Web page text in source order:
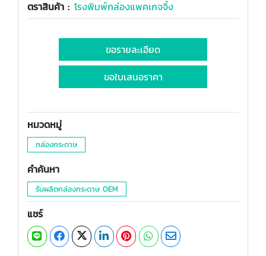
ตราสินค้า : โรงพิมพ์กล่องแพคเกจจิ้ง
ขอรายละเอียด
ขอใบเสนอราคา
หมวดหมู่
กล่องกระดาษ
คำค้นหา
รับผลิตกล่องกระดาษ OEM
แชร์